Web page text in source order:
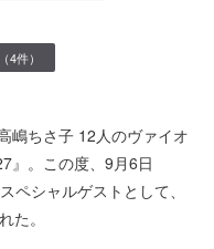
4件）
嶋ちさ子 12人のヴァイオ
』。この度、9月6日
ペシャルゲストとして、
た。